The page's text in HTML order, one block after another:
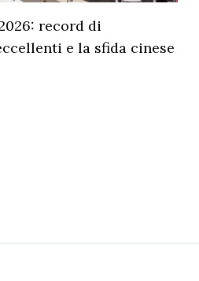
record di
e la sfida cinese